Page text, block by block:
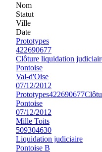
Nom
Statut
Ville
Date
Prototypes
422690677
Clôture liquidation
Pontoise
Val-d'Oise
07/12/2012
Prototypes422690677
Pontoise
07/12/2012
Mille Toits
509304630
Liquidation judiciaire
Pontoise B